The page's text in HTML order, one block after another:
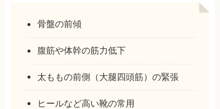
骨盤の前傾
腹筋や体幹の筋力低下
太ももの前側（大腿四頭筋）の緊張
ヒールなど高い靴の常用